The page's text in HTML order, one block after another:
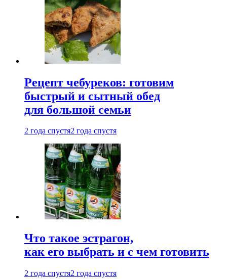
Рецепт чебуреков: готовим
быстрый и сытный обед
для большой семьи
2 года спустя2 года спустя
Что такое эстрагон,
как его выбрать и с чем готовить
2 года спустя2 года спустя